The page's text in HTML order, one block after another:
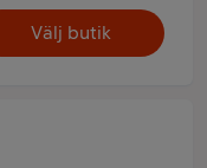
Välj butik